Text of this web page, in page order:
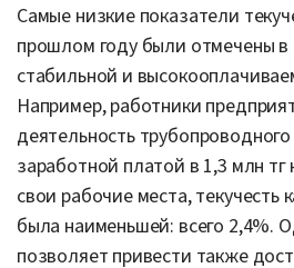
Самые низкие показатели
прошлом году были отмечены в
стабильной и
Например, работники
деятельность
заработной платой в 1,3 млн
свои рабочие места, текучесть
была наименьшей: всего 2,4%.
позволяет привести также